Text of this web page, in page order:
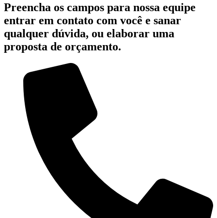
Preencha os campos para nossa equipe
entrar em contato com você e sanar
qualquer dúvida, ou elaborar uma
proposta de orçamento.